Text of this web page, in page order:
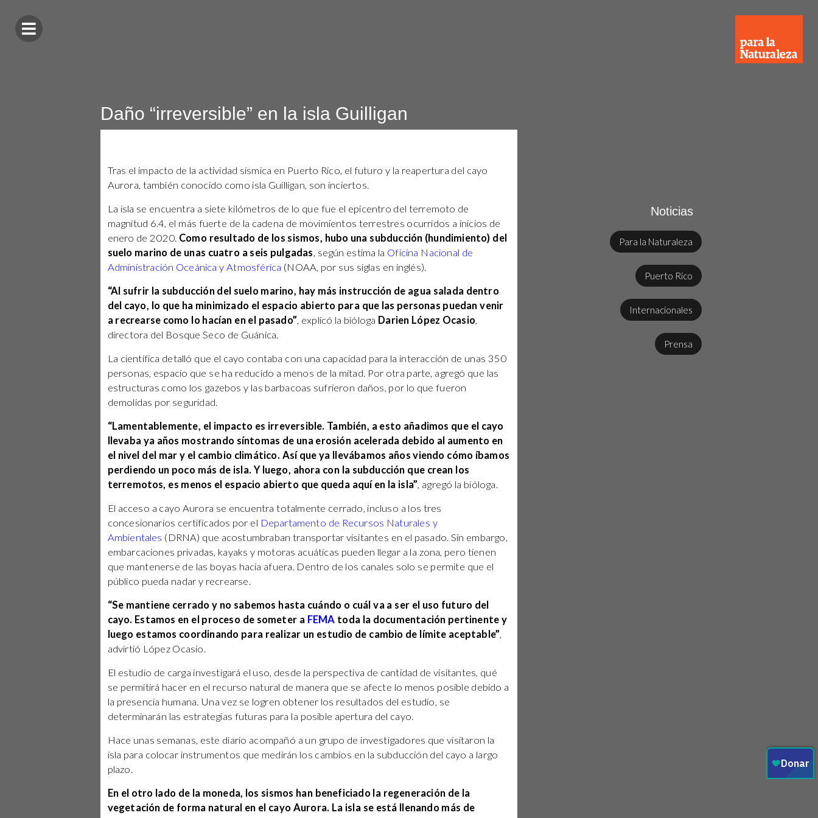
Daño “irreversible” en la isla Guilligan
Tras el impacto de la actividad sísmica en Puerto Rico, el futuro y la reapertura del cayo
Aurora, también conocido como isla Guilligan, son inciertos.
La isla se encuentra a siete kilómetros de lo que fue el epicentro del terremoto de
magnitud 6.4, el más fuerte de la cadena de movimientos terrestres ocurridos a inicios de
enero de 2020. Como resultado de los sismos, hubo una subducción (hundimiento) del
suelo marino de unas cuatro a seis pulgadas, según estima la Oficina Nacional de
Administración Oceánica y Atmosférica (NOAA, por sus siglas en inglés).
“Al sufrir la subducción del suelo marino, hay más instrucción de agua salada dentro
del cayo, lo que ha minimizado el espacio abierto para que las personas puedan venir
a recrearse como lo hacían en el pasado”, explicó la bióloga Darien López Ocasio,
directora del Bosque Seco de Guánica.
La científica detalló que el cayo contaba con una capacidad para la interacción de unas 350
personas, espacio que se ha reducido a menos de la mitad. Por otra parte, agregó que las
estructuras como los gazebos y las barbacoas sufrieron daños, por lo que fueron
demolidas por seguridad.
“Lamentablemente, el impacto es irreversible. También, a esto añadimos que el cayo
llevaba ya años mostrando síntomas de una erosión acelerada debido al aumento en
el nivel del mar y el cambio climático. Así que ya llevábamos años viendo cómo íbamos
perdiendo un poco más de isla. Y luego, ahora con la subducción que crean los
terremotos, es menos el espacio abierto que queda aquí en la isla”, agregó la bióloga.
El acceso a cayo Aurora se encuentra totalmente cerrado, incluso a los tres
concesionarios certificados por el Departamento de Recursos Naturales y
Ambientales (DRNA) que acostumbraban transportar visitantes en el pasado. Sin embargo,
embarcaciones privadas, kayaks y motoras acuáticas pueden llegar a la zona, pero tienen
que mantenerse de las boyas hacia afuera. Dentro de los canales solo se permite que el
público pueda nadar y recrearse.
“Se mantiene cerrado y no sabemos hasta cuándo o cuál va a ser el uso futuro del
cayo. Estamos en el proceso de someter a FEMA toda la documentación pertinente y
luego estamos coordinando para realizar un estudio de cambio de límite aceptable”,
advirtió López Ocasio.
El estudio de carga investigará el uso, desde la perspectiva de cantidad de visitantes, qué
se permitirá hacer en el recurso natural de manera que se afecte lo menos posible debido a
la presencia humana. Una vez se logren obtener los resultados del estudio, se
determinarán las estrategias futuras para la posible apertura del cayo.
Hace unas semanas, este diario acompañó a un grupo de investigadores que visitaron la
isla para colocar instrumentos que medirán los cambios en la subducción del cayo a largo
plazo.
En el otro lado de la moneda, los sismos han beneficiado la regeneración de la
vegetación de forma natural en el cayo Aurora. La isla se está llenando más de
Noticias
Para la Naturaleza
Puerto Rico
Internacionales
Prensa